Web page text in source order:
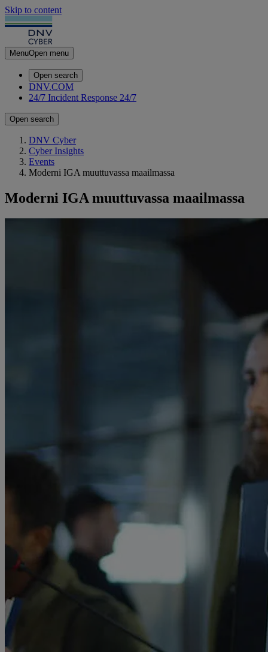
Skip to content
MenuOpen menu
Open search
DNV.COM
24/7 Incident Response 24/7
Open search
DNV Cyber
Cyber Insights
Events
Moderni IGA muuttuvassa maailmassa
Moderni IGA muuttuvassa maailmassa